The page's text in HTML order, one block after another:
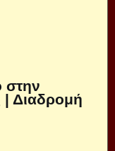
στην
Διαδρομή